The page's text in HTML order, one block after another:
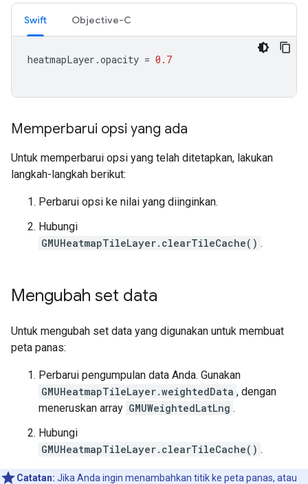
Swift Objective-C
heatmapLayer .opacity = 0.7
Memperbarui opsi yang ada
Untuk memperbarui opsi yang telah ditetapkan, lakukan
langkah-langkah berikut:
Perbarui opsi ke nilai yang diinginkan.
Hubungi
GMUHeatmapTileLayer.clearTileCache() .
Mengubah set data
Untuk mengubah set data yang digunakan untuk membuat
peta panas:
Perbarui pengumpulan data Anda. Gunakan
GMUHeatmapTileLayer.weightedData , dengan
meneruskan array GMUWeightedLatLng .
Hubungi
GMUHeatmapTileLayer.clearTileCache() .
Catatan: Jika Anda ingin menambahkan titik ke peta panas, atau